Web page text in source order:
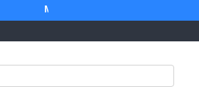
Ми працюємо. Все буде Україна!